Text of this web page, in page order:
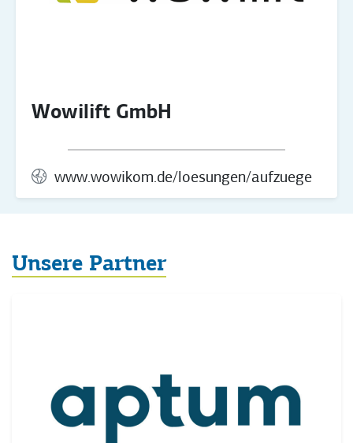
Wowilift GmbH
www.wowikom.de/loesungen/aufzuege
Unsere Partner